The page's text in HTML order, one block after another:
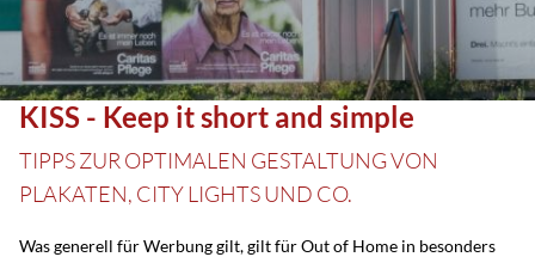
KISS - Keep it short and simple
TIPPS ZUR OPTIMALEN GESTALTUNG VON
PLAKATEN, CITY LIGHTS UND CO.
Was generell für Werbung gilt, gilt für Out of Home in besonders